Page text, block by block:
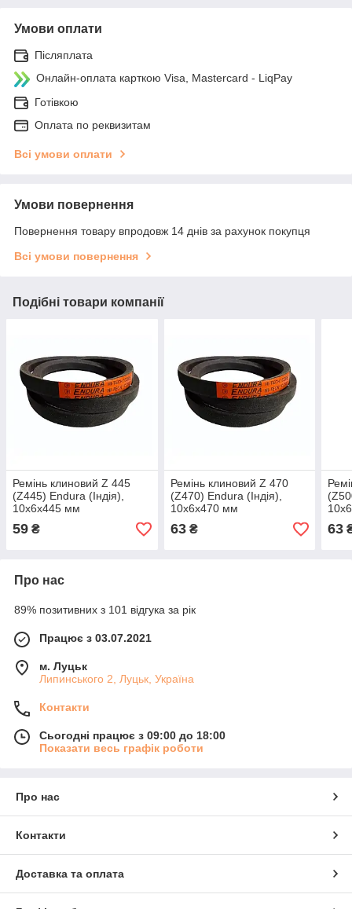
Умови оплати
Післяплата
Онлайн-оплата карткою Visa, Mastercard - LiqPay
Готівкою
Оплата по реквизитам
Всі умови оплати
Умови повернення
Повернення товару впродовж 14 днів за рахунок покупця
Всі умови повернення
Подібні товари компанії
Ремінь клиновий Z 445
(Z445) Endura (Індія),
10x6x445 мм
59 ₴
Ремінь клиновий Z 470
(Z470) Endura (Індія),
10x6x470 мм
63₴ 63
Про нас
89% позитивних з 101 відгука за рік
Працює з 03.07.2021
м. Луцьк
Липинського 2, Луцьк, Україна
Контакти
Сьогодні працює з 09:00 до 18:00
Показати весь графік роботи
Про нас
Контакти
Доставка та оплата